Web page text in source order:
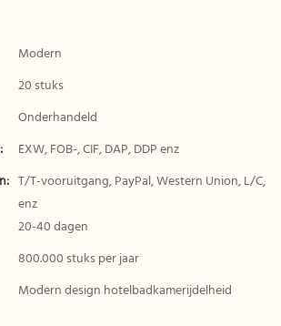
Modern
20 stuks
Onderhandeld
EXW, FOB-, CIF, DAP, DDP enz
T/T-vooruitgang, PayPal, Western Union, L/C,
enz
20-40 dagen
800.000 stuks per jaar
Modern design hotelbadkamerijdelheid